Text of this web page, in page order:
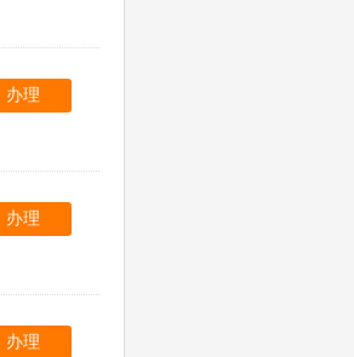
办理
办理
办理